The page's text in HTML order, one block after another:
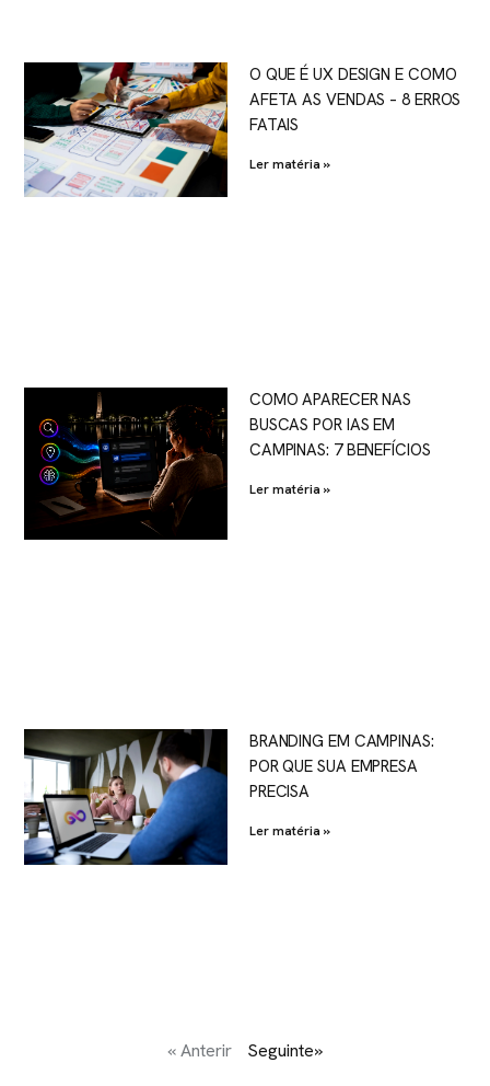
O QUE É UX DESIGN E COMO
AFETA AS VENDAS – 8 ERROS
FATAIS
Ler matéria »
COMO APARECER NAS
BUSCAS POR IAS EM
CAMPINAS: 7 BENEFÍCIOS
Ler matéria »
BRANDING EM CAMPINAS:
POR QUE SUA EMPRESA
PRECISA
Ler matéria »
« Anterir Seguinte»